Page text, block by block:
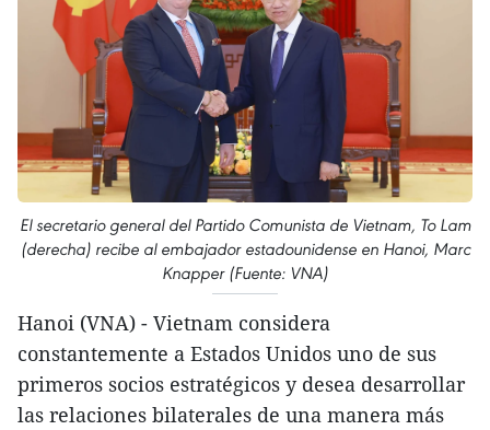
El secretario general del Partido Comunista de Vietnam, To Lam
(derecha) recibe al embajador estadounidense en Hanoi, Marc
Knapper (Fuente: VNA)
Hanoi (VNA) - Vietnam considera
constantemente a Estados Unidos uno de sus
primeros socios estratégicos y desea desarrollar
las relaciones bilaterales de una manera más